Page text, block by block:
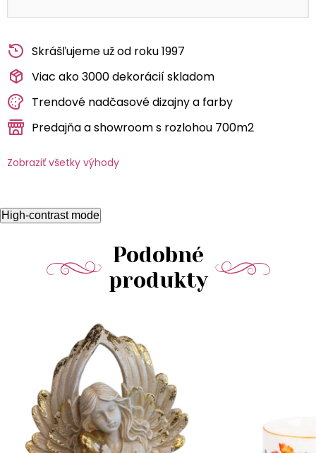
Skrášľujeme už od roku 1997
Viac ako 3000 dekorácií skladom
Trendové nadčasové dizajny a farby
Predajňa a showroom s rozlohou 700m2
Zobraziť všetky výhody
High-contrast mode
Podobné
produkty